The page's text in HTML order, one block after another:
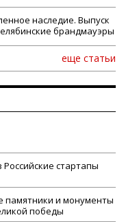
наследие. Выпуск
брандмауэры
еще статьи
стартапы
памятники и монументы
победы